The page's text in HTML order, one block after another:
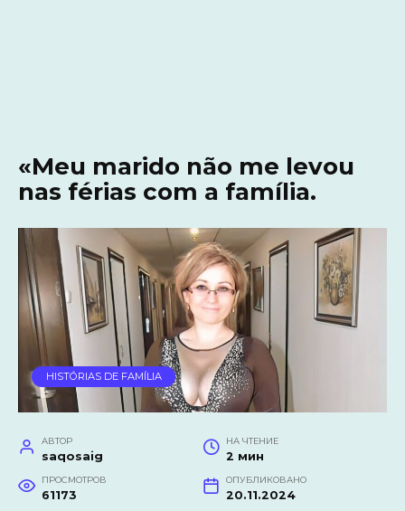
«Meu marido não me levou
nas férias com a família.
HISTÓRIAS DE FAMÍLIA
АВТОР
saqosaig
НА ЧТЕНИЕ
2 мин
ПРОСМОТРОВ
61173
ОПУБЛИКОВАНО
20.11.2024